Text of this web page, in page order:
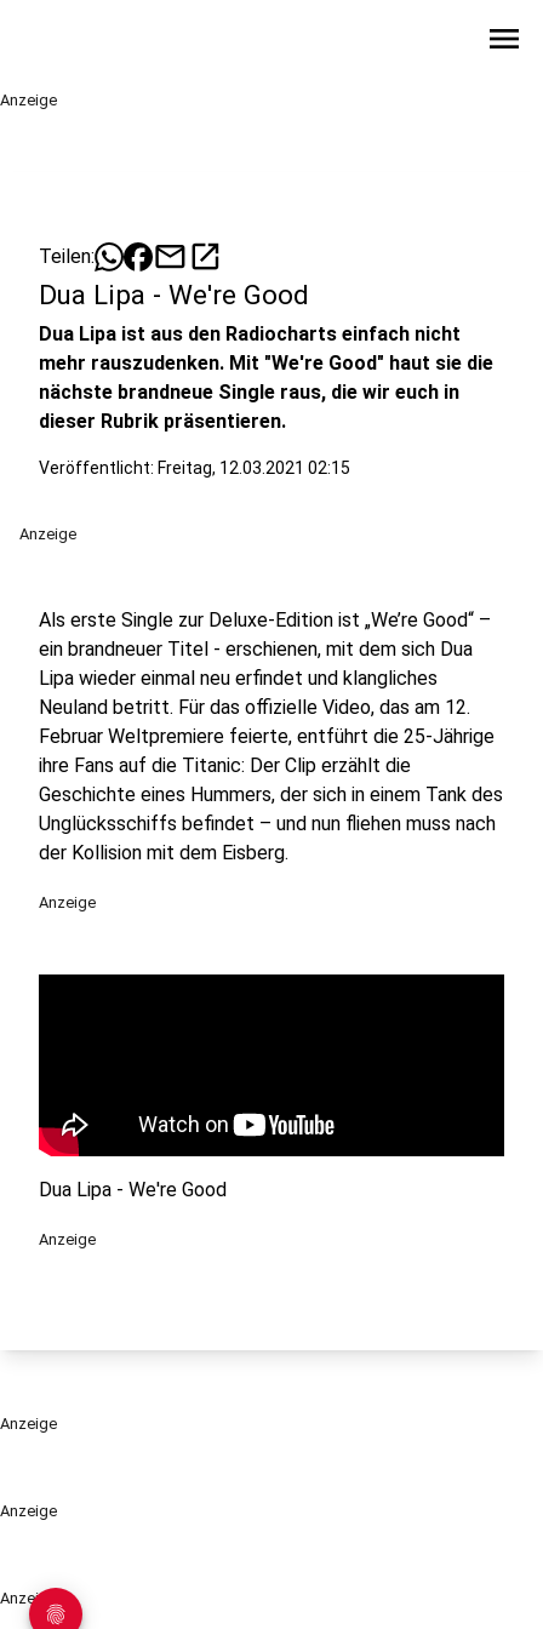
menu
Anzeige
Anzeige
Anzeige
Teilen: mailopen_in_new
Dua Lipa - We're Good
Dua Lipa ist aus den Radiocharts einfach nicht
mehr rauszudenken. Mit "We're Good" haut sie die
nächste brandneue Single raus, die wir euch in
dieser Rubrik präsentieren.
Veröffentlicht: Freitag, 12.03.2021 02:15
Anzeige
Als erste Single zur Deluxe-Edition ist „We’re Good“ –
ein brandneuer Titel - erschienen, mit dem sich Dua
Lipa wieder einmal neu erfindet und klangliches
Neuland betritt. Für das offizielle Video, das am 12.
Februar Weltpremiere feierte, entführt die 25-Jährige
ihre Fans auf die Titanic: Der Clip erzählt die
Geschichte eines Hummers, der sich in einem Tank des
Unglücksschiffs befindet – und nun fliehen muss nach
der Kollision mit dem Eisberg.
Anzeige
Dua Lipa - We're Good
Anzeige
Anzeige